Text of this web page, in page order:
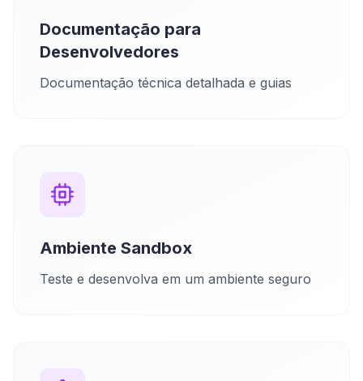
Documentação para
Desenvolvedores
Documentação técnica detalhada e guias
Ambiente Sandbox
Teste e desenvolva em um ambiente seguro